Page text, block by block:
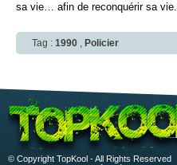
sa vie… afin de reconquérir sa vie.
Tag : 1990 , Policier
© Copyright TopKool - All Rights Reserved